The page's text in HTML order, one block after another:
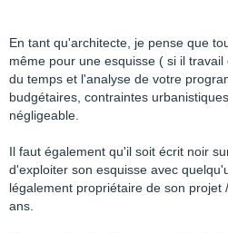
En tant qu'architecte, je pense que
même pour une esquisse ( si il
du temps et l'analyse de votre
budgétaires, contraintes
négligeable.
Il faut également qu'il soit écrit noir
d'exploiter son esquisse avec
légalement propriétaire de son projet
ans.